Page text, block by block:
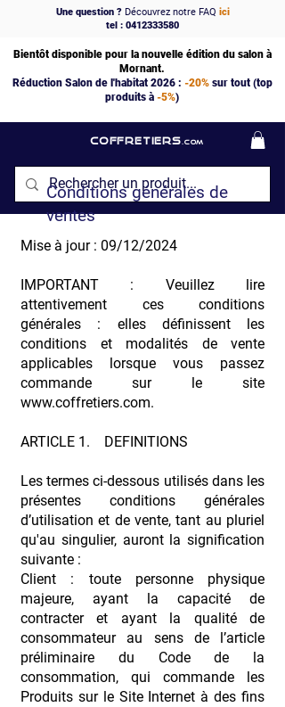
COFFRETIERS .COM
Une question ?Découvrez notre FAQ ici
tel : 0412333580
Bientôt disponible pour la nouvelle édition du salon à
Mornant.
Réduction Salon de l'habitat 2026 : -20%sur tout (top
produits à -5%)
Conditions générales de
ventes
Mise à jour : 09/12/2024
IMPORTANT : Veuillez lire
attentivement ces conditions
générales : elles définissent les
conditions et modalités de vente
applicables lorsque vous passez
commande sur le site
www.coffretiers.com.
ARTICLE 1. DEFINITIONS
Les termes ci-dessous utilisés dans les
présentes conditions générales
d’utilisation et de vente, tant au pluriel
qu'au singulier, auront la signification
suivante :
Client : toute personne physique
majeure, ayant la capacité de
contracter et ayant la qualité de
consommateur au sens de l’article
préliminaire du Code de la
consommation, qui commande les
Produits sur le Site Internet à des fins